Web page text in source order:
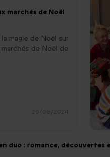
marchés de Noël
magie de Noël sur
de Noël de
26/09/2024
duo : romance, découvertes